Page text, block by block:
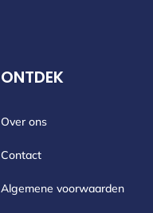
ONTDEK
Over ons
Contact
Algemene voorwaarden